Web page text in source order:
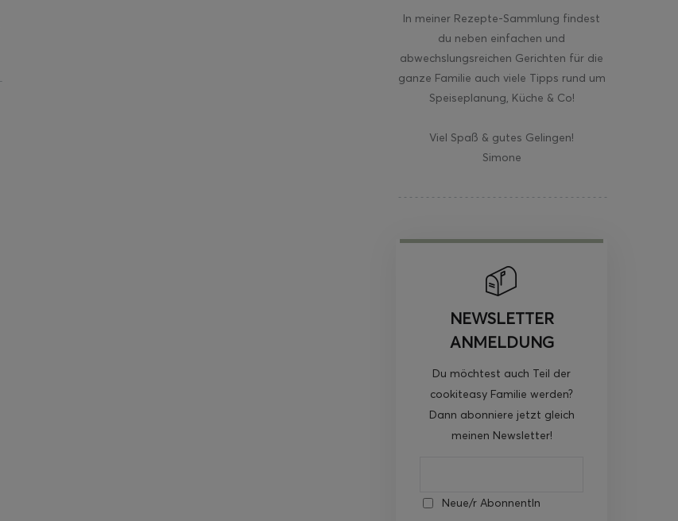
In meiner Rezepte-Sammlung findest
du neben einfachen und
abwechslungsreichen Gerichten für die
ganze Familie auch viele Tipps rund um
Speiseplanung, Küche & Co!
Viel Spaß & gutes Gelingen!
Simone
NEWSLETTER
ANMELDUNG
Du möchtest auch Teil der
cookiteasy Familie werden?
Dann abonniere jetzt gleich
meinen Newsletter!
Neue/r AbonnentIn